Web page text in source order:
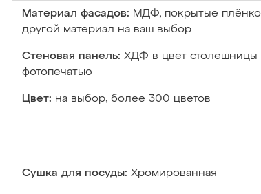
Материал фасадов: МДФ, покрытые
другой материал на ваш выбор
Стеновая панель: ХДФ в цвет столешницы
фотопечатью
Цвет: на выбор, более 300 цветов
Сушка для посуды: Хромированная